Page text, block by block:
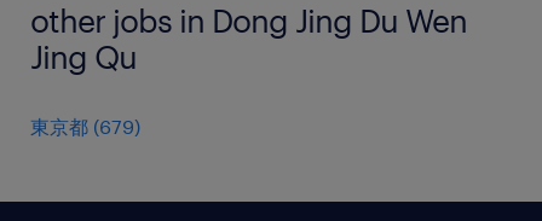
other jobs in Dong Jing Du Wen
Jing Qu
東京都 (679)